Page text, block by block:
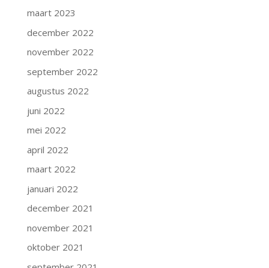
maart 2023
december 2022
november 2022
september 2022
augustus 2022
juni 2022
mei 2022
april 2022
maart 2022
januari 2022
december 2021
november 2021
oktober 2021